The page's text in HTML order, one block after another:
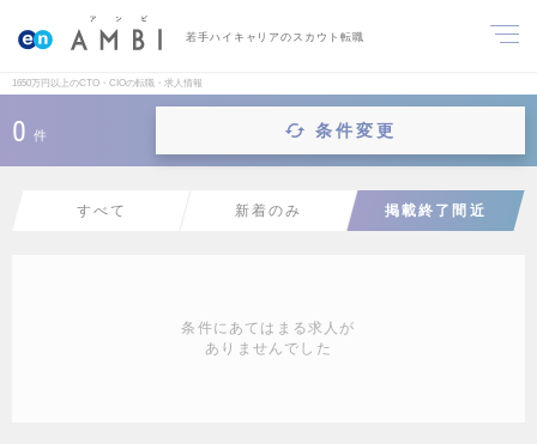
若手ハイキャリアのスカウト転職
1650万円以上のCTO・CIOの転職・求人情報
0 件 条件変更
すべて 新着のみ 掲載終了間近
条件にあてはまる求人が
ありませんでした